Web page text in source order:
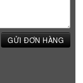
GỬI ĐƠN HÀNG